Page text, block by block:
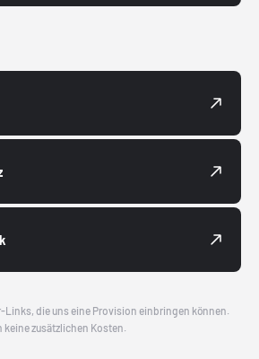
Links, die uns eine Provision einbringen können.
keine zusätzlichen Kosten.